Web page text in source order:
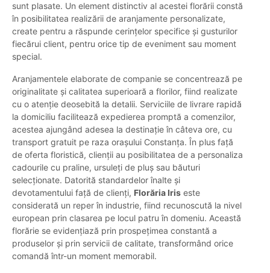
sunt plasate. Un element distinctiv al acestei florării constă
în posibilitatea realizării de aranjamente personalizate,
create pentru a răspunde cerințelor specifice și gusturilor
fiecărui client, pentru orice tip de eveniment sau moment
special.
Aranjamentele elaborate de companie se concentrează pe
originalitate și calitatea superioară a florilor, fiind realizate
cu o atenție deosebită la detalii. Serviciile de livrare rapidă
la domiciliu facilitează expedierea promptă a comenzilor,
acestea ajungând adesea la destinație în câteva ore, cu
transport gratuit pe raza orașului Constanța. În plus față
de oferta floristică, clienții au posibilitatea de a personaliza
cadourile cu praline, ursuleți de pluș sau băuturi
selecționate. Datorită standardelor înalte și
devotamentului față de clienți, Florăria Iris este
considerată un reper în industrie, fiind recunoscută la nivel
european prin clasarea pe locul patru în domeniu. Această
florărie se evidențiază prin prospețimea constantă a
produselor și prin servicii de calitate, transformând orice
comandă într-un moment memorabil.